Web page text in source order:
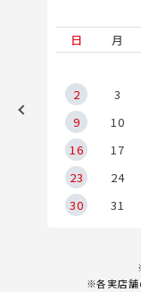
日
月
2
3
9
10
16
17
23
24
30
31
※各実店舗